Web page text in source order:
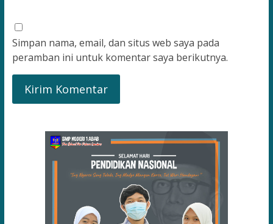
Simpan nama, email, dan situs web saya pada
peramban ini untuk komentar saya berikutnya.